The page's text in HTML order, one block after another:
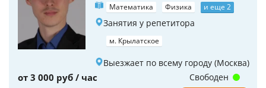
Математика Физика и еще 2
Занятия у репетитора
м. Крылатское
Выезжает по всему городу (Москва)
от 3 000 руб / час Свободен